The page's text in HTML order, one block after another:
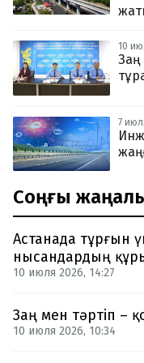
10
Заң
7
Соңғы
Астанада тұрғын
нысандардың
10 июля 2026, 14:27
Заң мен тәртіп –
10 июля 2026, 10:34